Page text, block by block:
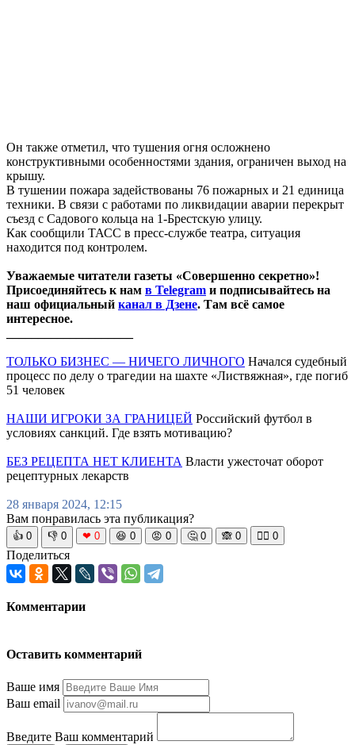
Он также отметил, что тушения огня осложнено
конструктивными особенностями здания, ограничен выход на
крышу.
В тушении пожара задействованы 76 пожарных и 21 единица
техники. В связи с работами по ликвидации аварии перекрыт
съезд с Садового кольца на 1-Брестскую улицу.
Как сообщили ТАСС в пресс-службе театра, ситуация
находится под контролем.
Уважаемые читатели газеты «Совершенно секретно»!
Присоединяйтесь к нам в Telegram и подписывайтесь на
наш официальный канал в Дзене. Там всё самое
интересное.
ТОЛЬКО БИЗНЕС — НИЧЕГО ЛИЧНОГО Начался судебный
процесс по делу о трагедии на шахте «Листвяжная», где погиб
51 человек
НАШИ ИГРОКИ ЗА ГРАНИЦЕЙ Российский футбол в
условиях санкций. Где взять мотивацию?
БЕЗ РЕЦЕПТА НЕТ КЛИЕНТА Власти ужесточат оборот
рецептурных лекарств
28 января 2024, 12:15
Вам понравилась эта публикация?
👍 0 👎 0 ❤ 0 😆 0 😡 0 🤔 0 🙈 0 🧘‍♀️ 0
Поделиться
Комментарии
Оставить комментарий
Ваше имя
Ваш email
Введите Ваш комментарий